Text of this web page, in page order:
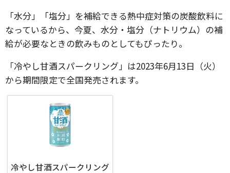
「水分」「塩分」を補給できる熱中症対策の炭酸飲料に
なっているから、今夏、水分・塩分（ナトリウム）の補
給が必要なときの飲みものとしてもぴったり。
「冷やし甘酒スパークリング」は2023年6月13日（火）
から期間限定で全国発売されます。
冷やし甘酒スパークリング